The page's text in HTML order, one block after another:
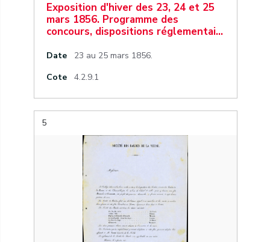
Exposition d'hiver des 23, 24 et 25
mars 1856. Programme des
concours, dispositions réglementai…
Date
23 au 25 mars 1856.
Cote
4.2.9.1
5